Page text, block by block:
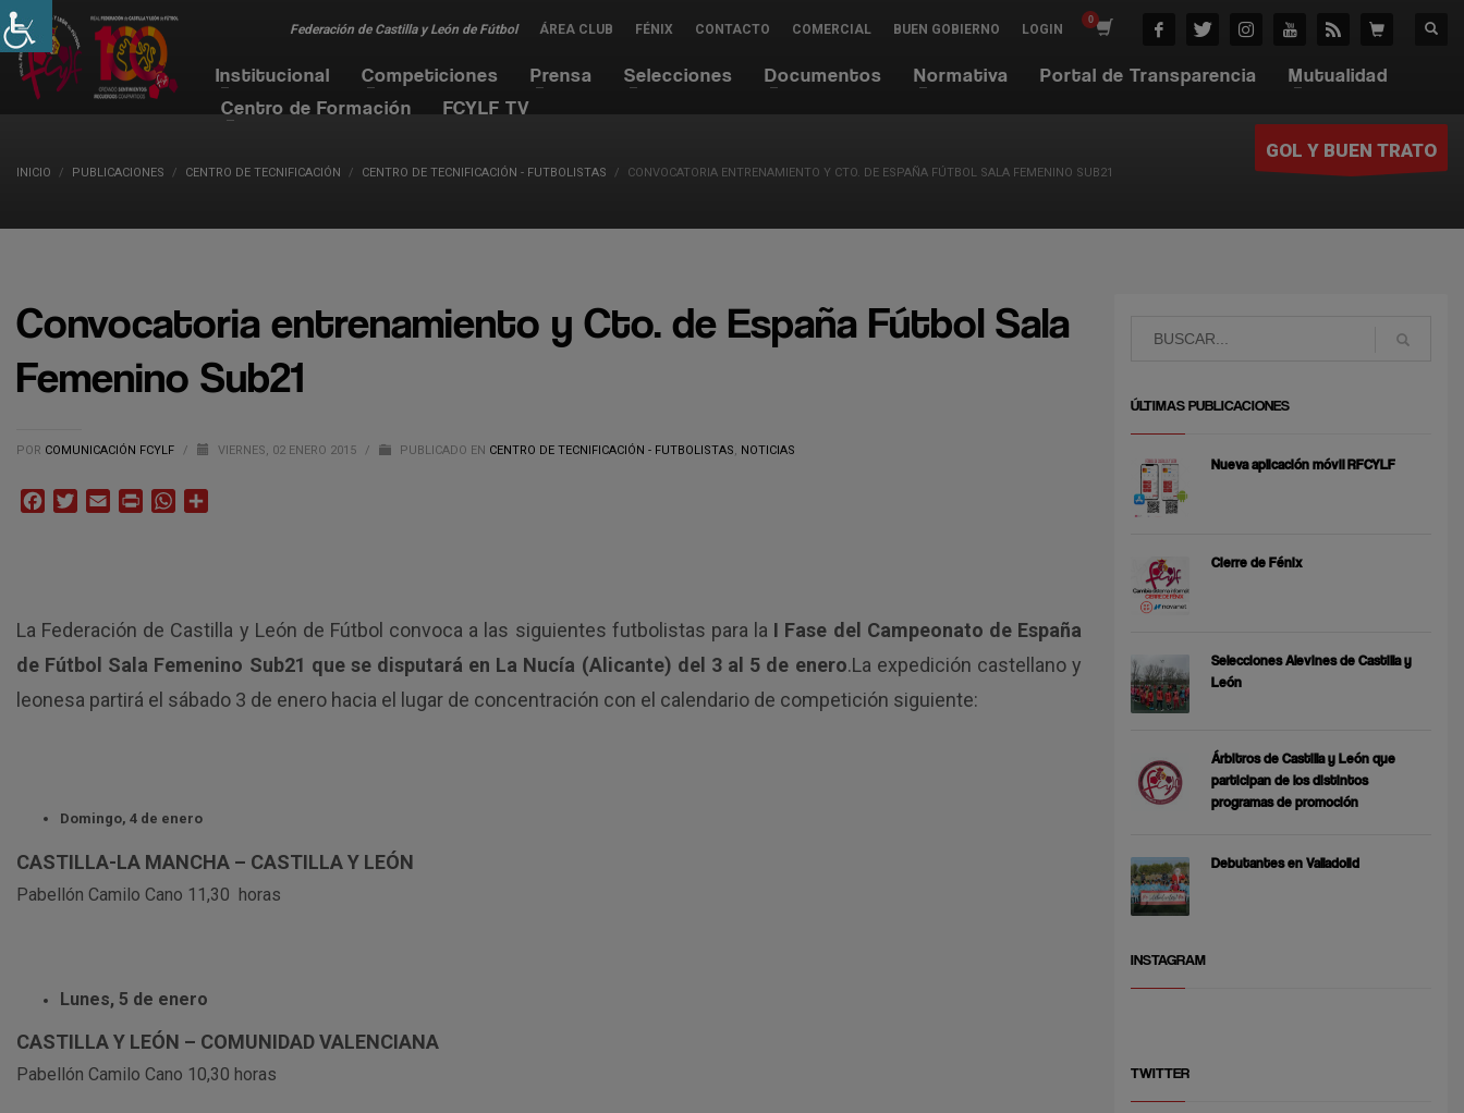
Federación de Castilla y León de Fútbol ÁREA CLUB FÉNIX CONTACTO COMERCIAL BUEN GOBIERNO LOGIN
Institucional Competiciones Prensa Selecciones Documentos Normativa Portal de Transparencia
Mutualidad
Centro de Formación
FCYLF TV
GOL Y BUEN TRATO
INICIO PUBLICACIONES CENTRO DE TECNIFICACIÓN CENTRO DE TECNIFICACIÓN - FUTBOLISTAS CONVOCATORIA ENTRENAMIENTO Y CTO. DE ESPAÑA FÚTBOL SALA FEMENINO SUB21
Convocatoria entrenamiento y Cto. de España Fútbol Sala
Femenino Sub21
POR COMUNICACIÓN FCYLF / VIERNES, 02 ENERO 2015 / PUBLICADO EN CENTRO DE TECNIFICACIÓN - FUTBOLISTAS, NOTICIAS
FacebookTwitterEmail Print WhatsApp
La Federación de Castilla y León de Fútbol convoca a las siguientes futbolistas para la I Fase del Campeonato de España
de Fútbol Sala Femenino Sub21 que se disputará en La Nucía (Alicante) del 3 al 5 de enero.La expedición castellano y
leonesa partirá el sábado 3 de enero hacia el lugar de concentración con el calendario de competición siguiente:
Domingo, 4 de enero
CASTILLA-LA MANCHA – CASTILLA Y LEÓN
Pabellón Camilo Cano 11,30 horas
Lunes, 5 de enero
CASTILLA Y LEÓN – COMUNIDAD VALENCIANA
Pabellón Camilo Cano 10,30 horas
ÚLTIMAS PUBLICACIONES
Nueva aplicación móvil RFCYLF
Cierre de Fénix
Selecciones Alevines de Castilla y
León
Árbitros de Castilla y León que
participan de los distintos
programas de promoción
Debutantes en Valladolid
INSTAGRAM
TWITTER